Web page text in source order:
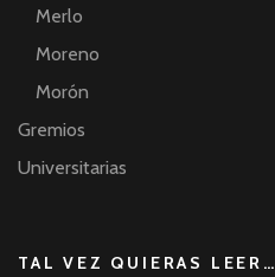
Merlo
Moreno
Morón
Gremios
Universitarias
TAL VEZ QUIERAS LEER…